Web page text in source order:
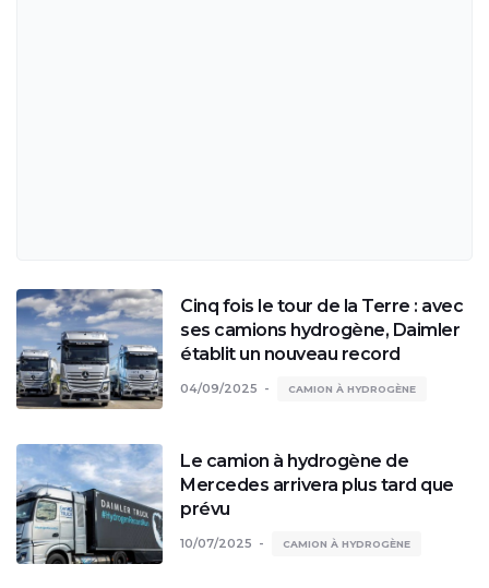
Cinq fois le tour de la Terre : avec
ses camions hydrogène, Daimler
établit un nouveau record
04/09/2025 CAMION À HYDROGÈNE
Le camion à hydrogène de
Mercedes arrivera plus tard que
prévu
10/07/2025 CAMION À HYDROGÈNE